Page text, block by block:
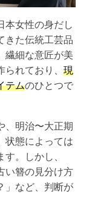
本女性の身だし
きた伝統工芸品
繊細な意匠が美
られており、現
テムのひとつで
、明治〜大正期
状態によっては
す。しかし、
い簪の見分け方
」など、判断が